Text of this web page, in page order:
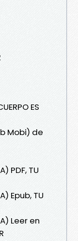
ES
Mobi) de
PDF, TU
Epub, TU
Leer en